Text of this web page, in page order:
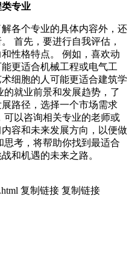
专业
各个专业的具体内容外，还
首先，要进行自我评估，
性格特点。 例如，喜欢动
更适合机械工程或电气工
细胞的人可能更适合建筑学
就业前景和发展趋势，了
路径，选择一个市场需求
可以咨询相关专业的老师或
容和未来发展方向，以便做
考，将帮助你找到最适合
和机遇的未来之路。
复制链接 复制链接